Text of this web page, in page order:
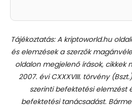
Tájékoztatás: A kriptoworld.hu
és elemzések a szerzők
oldalon megjelenő írások, cikkek
2007. évi CXXXVIII. törvény
szerinti befektetési elemzést
befektetési tanácsadást.